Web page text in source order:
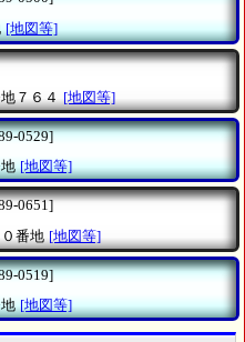
[地図等]
７６４ [地図等]
0529]
[地図等]
0651]
番地 [地図等]
0519]
[地図等]